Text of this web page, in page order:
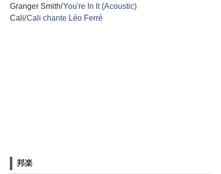
Granger Smith/You're In It (Acoustic)
Cali/Cali chante Léo Ferré
邦楽